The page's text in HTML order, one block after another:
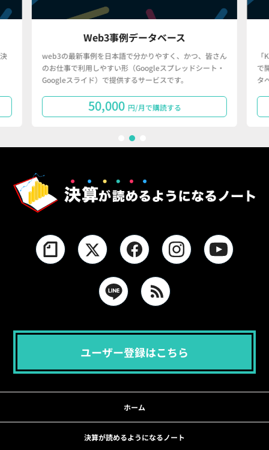
Web3事例データベース
web3の最新事例を日本語で分かりやすく、かつ、皆さん
のお仕事で利用しやすい形（Googleスプレッドシート・
Googleスライド）で提供するサービスです。
50,000 円/月で購読する
で
タ
ユーザー登録はこちら
ホーム
決算が読めるようになるノート